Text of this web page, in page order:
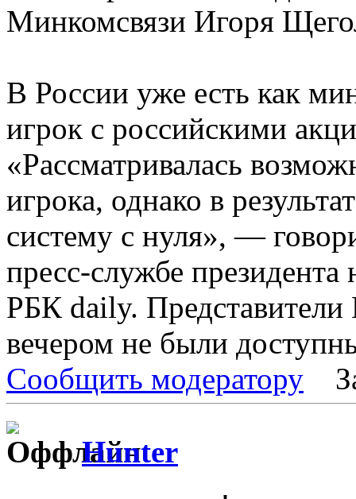
Минкомсвязи Игоря
В России уже есть как
игрок с российскими
«Рассматривалась
игрока, однако в
систему с нуля», —
пресс-службе президента
РБК daily. Представители
вечером не были
Сообщить модератору
Hunter